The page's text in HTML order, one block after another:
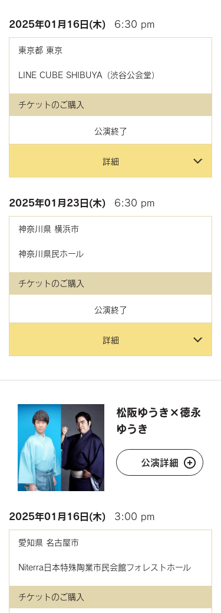
2025年01月16日(木) 6:30 pm
東京都 東京
LINE CUBE SHIBUYA（渋谷公会堂）
チケットのご購入
公演終了
詳細
2025年01月23日(木) 6:30 pm
神奈川県 横浜市
神奈川県民ホール
チケットのご購入
公演終了
詳細
松阪ゆうき×徳永
ゆうき
公演詳細
2025年01月16日(木) 3:00 pm
愛知県 名古屋市
Niterra日本特殊陶業市民会館フォレストホール
チケットのご購入